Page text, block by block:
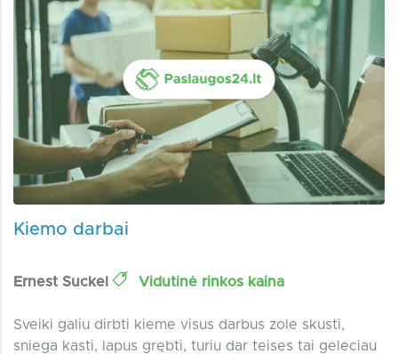
Kiemo darbai
Ernest Suckel Vidutinė rinkos kaina
Sveiki galiu dirbti kieme visus darbus zole skusti,
sniega kasti, lapus grębti, turiu dar teises tai geleciau